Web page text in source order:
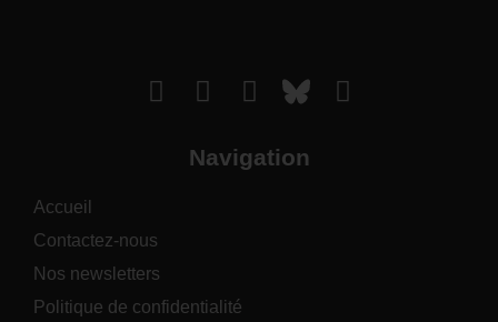
Navigation
Accueil
Contactez-nous
Nos newsletters
Politique de confidentialité